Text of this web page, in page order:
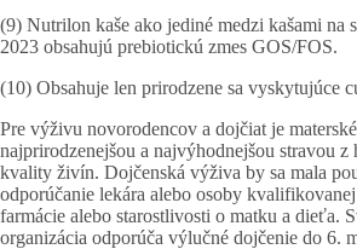
(9) Nutrilon kaše ako jediné medzi kašami na
2023 obsahujú prebiotickú zmes GOS/FOS.
(10) Obsahuje len prirodzene sa vyskytujúce
Pre výživu novorodencov a dojčiat je
najprirodzenejšou a najvýhodnejšou stravou z
kvality živín. Dojčenská výživa by sa mala
odporúčanie lekára alebo osoby
farmácie alebo starostlivosti o matku a dieťa.
organizácia odporúča výlučné dojčenie do 6.